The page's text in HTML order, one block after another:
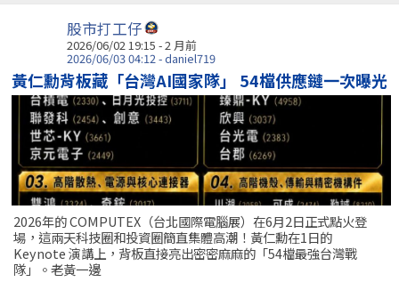
股市打工仔
2026/06/02 19:15 - 2 月前
2026/06/03 04:12 - daniel719
黃仁勳背板藏「台灣AI國家隊」 54檔供應鏈一次曝光
2026年的 COMPUTEX（台北國際電腦展）在6月2日正式點火登
場，這兩天科技圈和投資圈簡直集體高潮！黃仁勳在1日的
Keynote 演講上，背板直接亮出密密麻麻的「54檔最強台灣戰
隊」。老黃一邊